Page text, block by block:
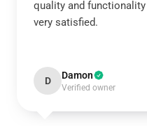
quality and
very satisfied.
D Damon
Verified owner